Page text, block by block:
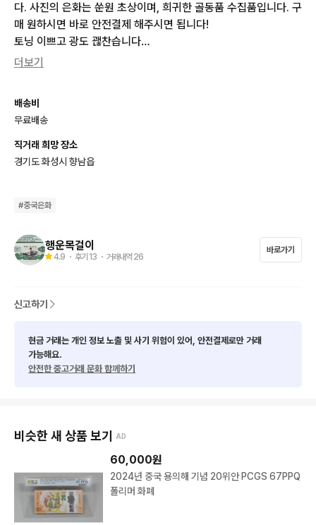
다. 사진의 은화는 쑨원 초상이며, 희귀한 골동품 수집품입니다. 구
매 원하시면 바로 안전결제 해주시면 됩니다!
토닝 이쁘고 광도 괞찬습니다
진품 보장합니다
더보기
배송비
무료배송
직거래 희망 장소
경기도 화성시 향남읍
#중국은화
행운목걸이
4.9 ・ 후기 13 ・ 거래내역 26
바로가기
신고하기
현금 거래는 개인 정보 노출 및 사기 위험이 있어, 안전결제로만 거래
가능해요.
안전한 중고거래 문화 함께하기
비슷한 새 상품 보기 AD
60,000원
2024년 중국 용의해 기념 20위안 PCGS 67PPQ
폴리머 화폐